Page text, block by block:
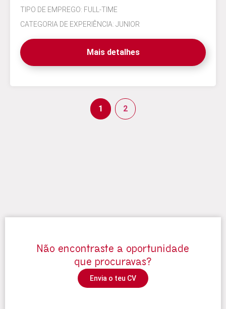
TIPO DE EMPREGO: FULL-TIME
CATEGORIA DE EXPERIÊNCIA: JUNIOR
Mais detalhes
1 2
Não encontraste a oportunidade
que procuravas?
Envia o teu CV